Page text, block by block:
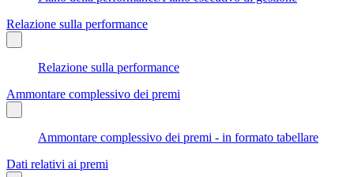
Relazione sulla performance
Relazione sulla performance
Ammontare complessivo dei premi
Ammontare complessivo dei premi - in formato tabellare
Dati relativi ai premi